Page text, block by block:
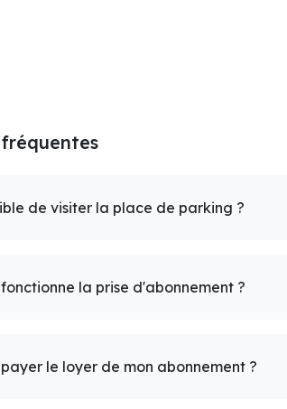
de visiter la place de parking ?
la prise d'abonnement ?
le loyer de mon abonnement ?